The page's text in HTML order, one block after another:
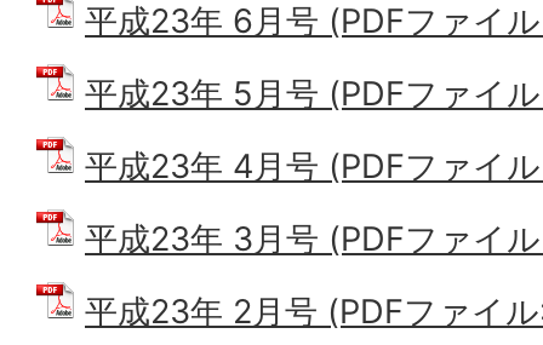
平成23年 6月号 (PDFファイ
平成23年 5月号 (PDFファイ
平成23年 4月号 (PDFファイ
平成23年 3月号 (PDFファイ
平成23年 2月号 (PDFファイ